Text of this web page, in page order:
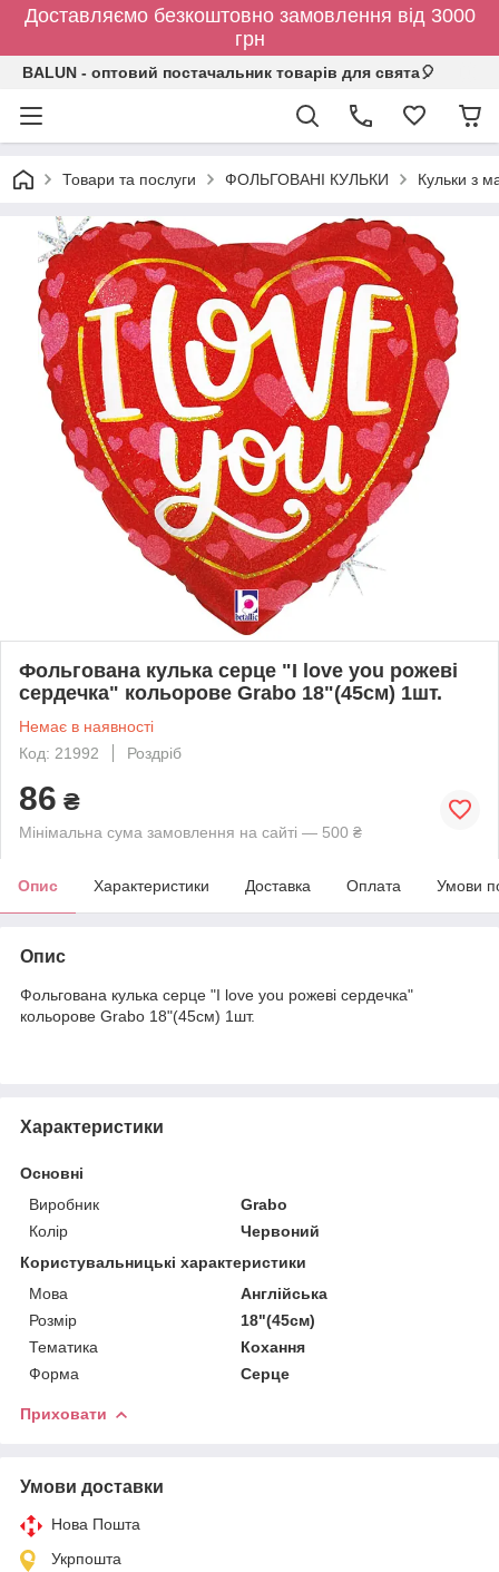
Доставляємо безкоштовно замовлення від 3000
грн
BALUN - оптовий постачальник товарів для свята🎈
Товари та послуги ФОЛЬГОВАНІ КУЛЬКИ Кульки з
Фольгована кулька серце "I love you рожеві
сердечка" кольорове Grabo 18"(45см) 1шт.
Немає в наявності
Код: 21992
Роздріб
86 ₴
Мінімальна сума замовлення на сайті — 500 ₴
Опис Характеристики Доставка Оплата Умови
Опис
Фольгована кулька серце "I love you рожеві сердечка"
кольорове Grabo 18"(45см) 1шт.
Характеристики
Основні
Виробник
Grabo
Колір
Червоний
Користувальницькі характеристики
Мова
Англійська
Розмір
18"(45см)
Тематика
Кохання
Форма
Серце
Приховати
Умови доставки
Нова Пошта
Укрпошта